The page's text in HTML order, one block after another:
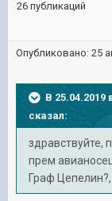
26 публикаций
Опубликовано: 25
В 25.04.2019
сказал:
здравствуйте,
прем
Граф